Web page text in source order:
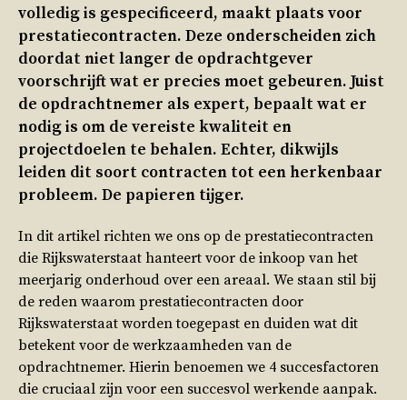
volledig is gespecificeerd, maakt plaats voor
prestatiecontracten. Deze onderscheiden zich
doordat niet langer de opdrachtgever
voorschrijft wat er precies moet gebeuren. Juist
de opdrachtnemer als expert, bepaalt wat er
nodig is om de vereiste kwaliteit en
projectdoelen te behalen. Echter, dikwijls
leiden dit soort contracten tot een herkenbaar
probleem. De papieren tijger.
In dit artikel richten we ons op de prestatiecontracten
die Rijkswaterstaat hanteert voor de inkoop van het
meerjarig onderhoud over een areaal. We staan stil bij
de reden waarom prestatiecontracten door
Rijkswaterstaat worden toegepast en duiden wat dit
betekent voor de werkzaamheden van de
opdrachtnemer. Hierin benoemen we 4 succesfactoren
die cruciaal zijn voor een succesvol werkende aanpak.